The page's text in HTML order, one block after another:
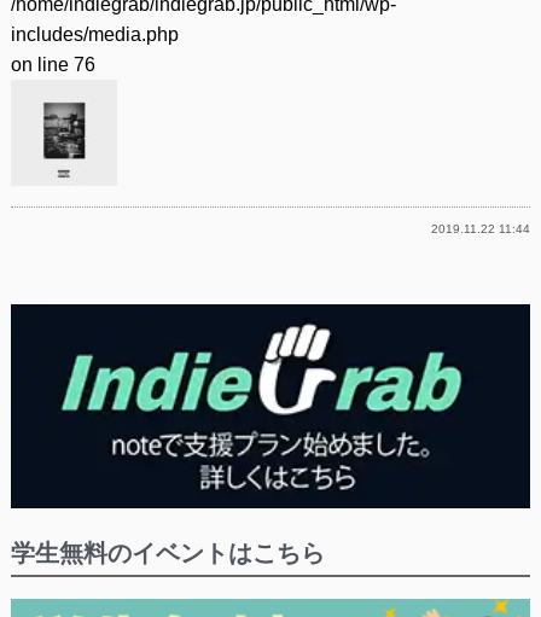
includes/media.php
on line 76
2019.11.22 11:44
学生無料のイベントはこちら